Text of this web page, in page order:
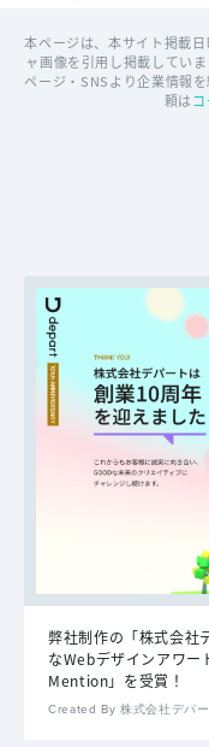
本ページは、本サイト掲載
ャ画像を引用し掲載してい
ページ・SNSより企業情報
頼は
弊社制作の「株式会社
なWebデザインアワ
Mention」を受賞！
Created By 株式会社デパー